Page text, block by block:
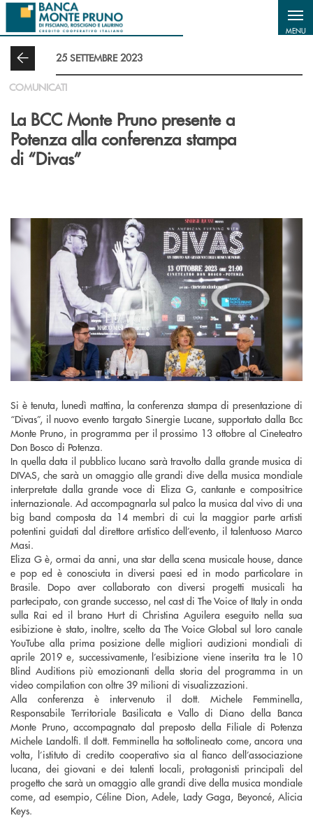
Salta al contenuto principale
MENU
25 SETTEMBRE 2023
COMUNICATI
La BCC Monte Pruno presente a
Potenza alla conferenza stampa
di “Divas”
Si è tenuta, lunedì mattina, la conferenza stampa di presentazione di
“Divas”, il nuovo evento targato Sinergie Lucane, supportato dalla Bcc
Monte Pruno, in programma per il prossimo 13 ottobre al Cineteatro
Don Bosco di Potenza.
In quella data il pubblico lucano sarà travolto dalla grande musica di
DIVAS, che sarà un omaggio alle grandi dive della musica mondiale
interpretate dalla grande voce di Eliza G, cantante e compositrice
internazionale. Ad accompagnarla sul palco la musica dal vivo di una
big band composta da 14 membri di cui la maggior parte artisti
potentini guidati dal direttore artistico dell’evento, il talentuoso Marco
Masi.
Eliza G è, ormai da anni, una star della scena musicale house, dance
e pop ed è conosciuta in diversi paesi ed in modo particolare in
Brasile. Dopo aver collaborato con diversi progetti musicali ha
partecipato, con grande successo, nel cast di The Voice of Italy in onda
sulla Rai ed il brano Hurt di Christina Aguilera eseguito nella sua
esibizione è stato, inoltre, scelto da The Voice Global sul loro canale
YouTube alla prima posizione delle migliori audizioni mondiali di
aprile 2019 e, successivamente, l’esibizione viene inserita tra le 10
Blind Auditions più emozionanti della storia del programma in un
video compilation con oltre 39 milioni di visualizzazioni.
Alla conferenza è intervenuto il dott. Michele Femminella,
Responsabile Territoriale Basilicata e Vallo di Diano della Banca
Monte Pruno, accompagnato dal preposto della Filiale di Potenza
Michele Landolfi. Il dott. Femminella ha sottolineato come, ancora una
volta, l’istituto di credito cooperativo sia al fianco dell’associazione
lucana, dei giovani e dei talenti locali, protagonisti principali del
progetto che sarà un omaggio alle grandi dive della musica mondiale
come, ad esempio, Céline Dion, Adele, Lady Gaga, Beyoncé, Alicia
Keys.